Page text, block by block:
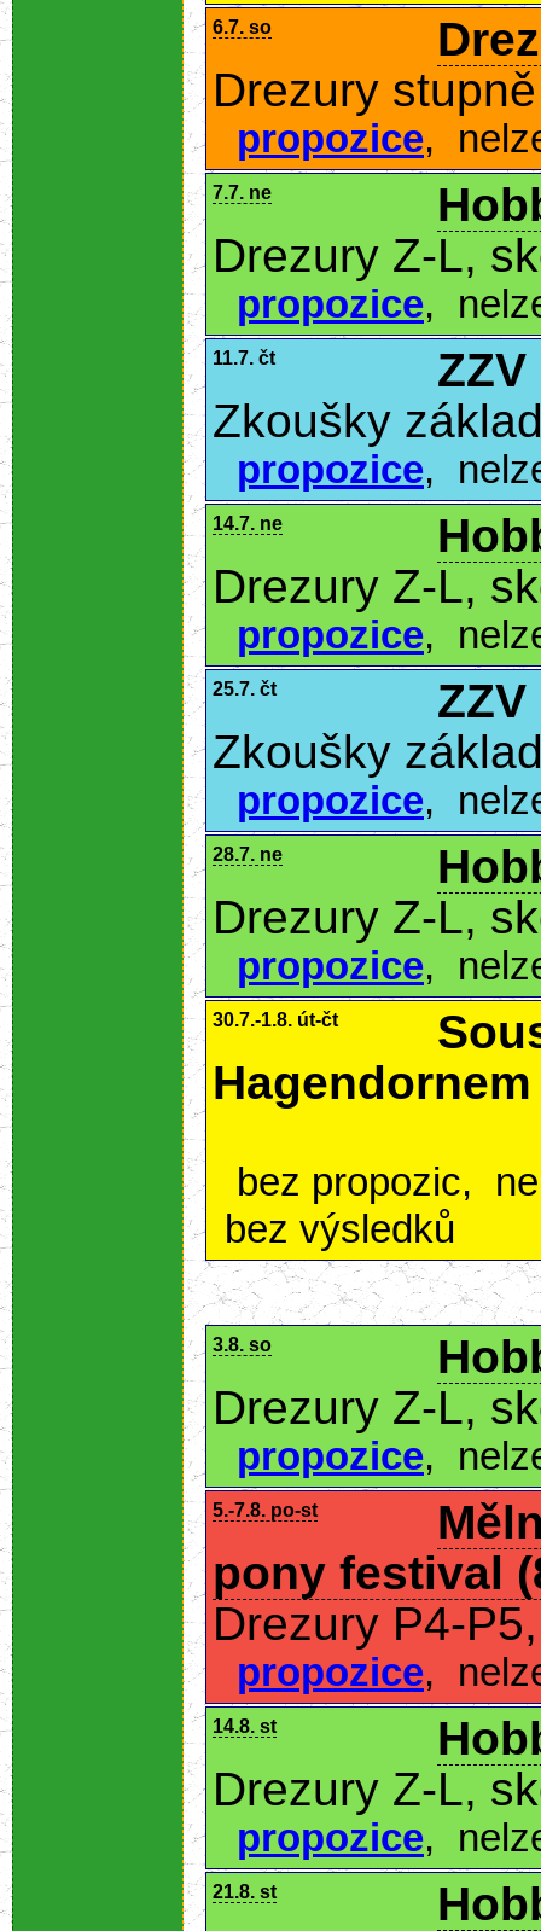
6.7. so
Drezury
propozice,
7.7. ne
Drezury Z-L,
propozice,
11.7. čt
ZZV
Zkoušky
propozice,
14.7. ne
Drezury Z-L,
propozice,
25.7. čt
ZZV
Zkoušky
propozice,
28.7. ne
Drezury Z-L,
propozice,
30.7.-1.8. út-čt
Hagendornem
bez propozic,
bez výsledků
3.8. so
Drezury Z-L,
propozice,
5.-7.8. po-st
pony festival
Drezury P4-
propozice,
14.8. st
Drezury Z-L,
propozice,
21.8. st